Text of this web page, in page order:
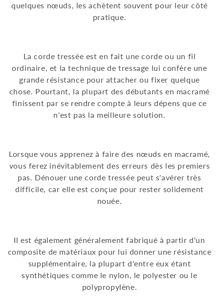
quelques nœuds, les achètent souvent pour leur côté
pratique.
La corde tressée est en fait une corde ou un fil
ordinaire, et la technique de tressage lui confère une
grande résistance pour attacher ou fixer quelque
chose. Pourtant, la plupart des débutants en macramé
finissent par se rendre compte à leurs dépens que ce
n'est pas la meilleure solution.
Lorsque vous apprenez à faire des nœuds en macramé,
vous ferez inévitablement des erreurs dès les premiers
pas. Dénouer une corde tressée peut s'avérer très
difficile, car elle est conçue pour rester solidement
nouée.
Il est également généralement fabriqué à partir d'un
composite de matériaux pour lui donner une résistance
supplémentaire, la plupart d'entre eux étant
synthétiques comme le nylon, le polyester ou le
polypropylène.